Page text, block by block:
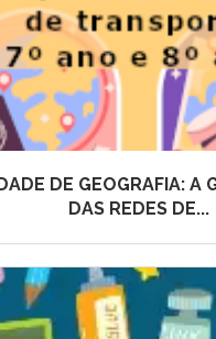
DE GEOGRAFIA: A
DAS REDES DE...